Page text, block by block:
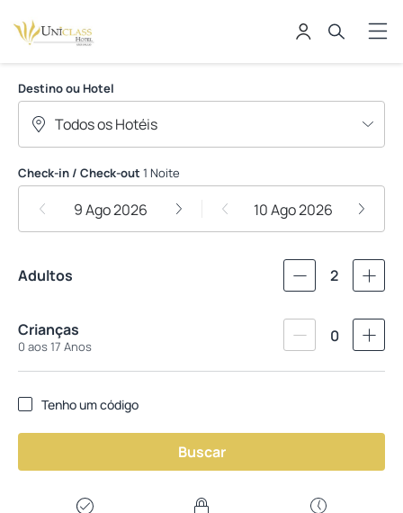
Uniclass Hotel
Destino ou Hotel
Check-in / Check-out 1 Noite
9 Ago 2026 10 Ago 2026
Adultos 2
Crianças
0 aos 17 Anos
0
Tenho um código
Buscar